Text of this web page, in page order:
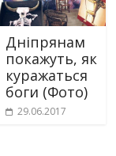
Дніпрянам
покажуть, як
куражаться
боги (Фото)
29.06.2017